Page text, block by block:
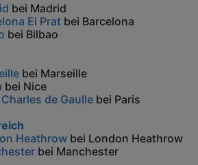
bei Madrid
El Prat bei Barcelona
bei Bilbao
bei Marseille
bei Nice
de Gaulle bei Paris
Heathrow bei London Heathrow
bei Manchester